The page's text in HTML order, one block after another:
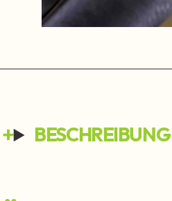
BESCHREIBUNG